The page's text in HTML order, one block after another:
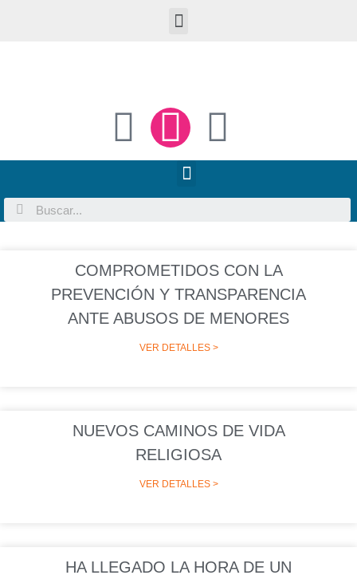
COMPROMETIDOS CON LA
PREVENCIÓN Y TRANSPARENCIA
ANTE ABUSOS DE MENORES
VER DETALLES >
NUEVOS CAMINOS DE VIDA
RELIGIOSA
VER DETALLES >
HA LLEGADO LA HORA DE UN